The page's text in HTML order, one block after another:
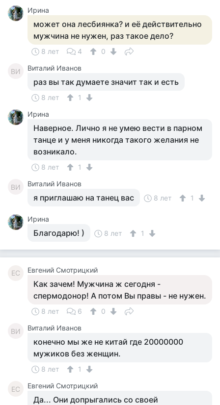
Ирина
может она лесбиянка? и её действительно
мужчина не нужен, раз такое дело?
8 лет 4 0
ВИ Виталий Иванов
раз вы так думаете значит так и есть
8 лет
1
Ирина
Наверное. Лично я не умею вести в парном
танце и у меня никогда такого желания не
возникало.
8 лет 1
ВИ Виталий Иванов
я приглашаю на танец вас 8 лет 1
Ирина
Благодарю! ) 8 лет 1
ЕС Евгений Смотрицкий
Как зачем! Мужчина ж сегодня -
спермодонор! А потом Вы правы - не нужен.
8 лет 6 0
ВИ Виталий Иванов
конечно мы же не китай где 20000000
мужиков без женщин.
8 лет 1
ЕС Евгений Смотрицкий
Да... Они допрыгались со своей